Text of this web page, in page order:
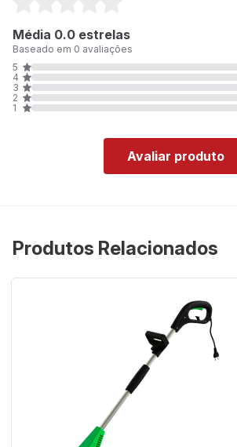
Média 0.0 estrelas
Baseado em 0 avaliações
5
4
3
2
1
Avaliar produto
Produtos Relacionados